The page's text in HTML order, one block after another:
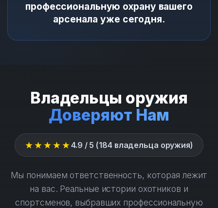
профессиональную охрану вашего
арсенала уже сегодня.
Владельцы оружия
Доверяют Нам
★★★★★4.9 / 5 (184 владельца оружия)
Мы понимаем ответственность, которая лежит
на вас. Реальные истории охотников и
спортсменов, выбравших профессиональную